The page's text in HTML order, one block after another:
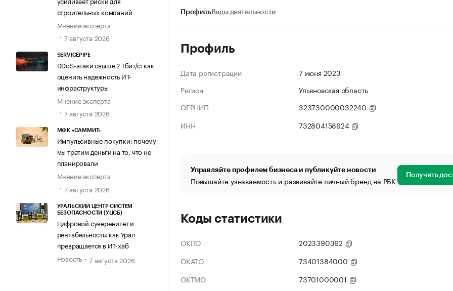
строительных компаний
Мнение эксперта
7 августа 2026
SERVICEPIPE
DDoS-атаки свыше 2 Тбит/с: как
оценить надежность ИТ-
инфраструктуры
Мнение эксперта
7 августа 2026
МФК «САММИТ»
Импульсивные покупки: почему
мы тратим деньги на то, что не
планировали
Мнение эксперта
7 августа 2026
УРАЛЬСКИЙ ЦЕНТР СИСТЕМ
БЕЗОПАСНОСТИ (УЦСБ)
Цифровой суверенитет и
рентабельность: как Урал
превращается в ИТ-хаб
Новость
7 августа 2026
ПрофильВиды деятельности
Профиль
Дата регистрации
7 июня 2023
Регион
Ульяновская область
ОГРНИП
323730000032240
ИНН
732804158624
Управляйте профилем бизнеса и публикуйте новости
Повышайте узнаваемость и развивайте личный бренд на РБК Получить
Коды статистики
ОКПО
2023390362
ОКАТО
73401384000
ОКТМО
73701000001